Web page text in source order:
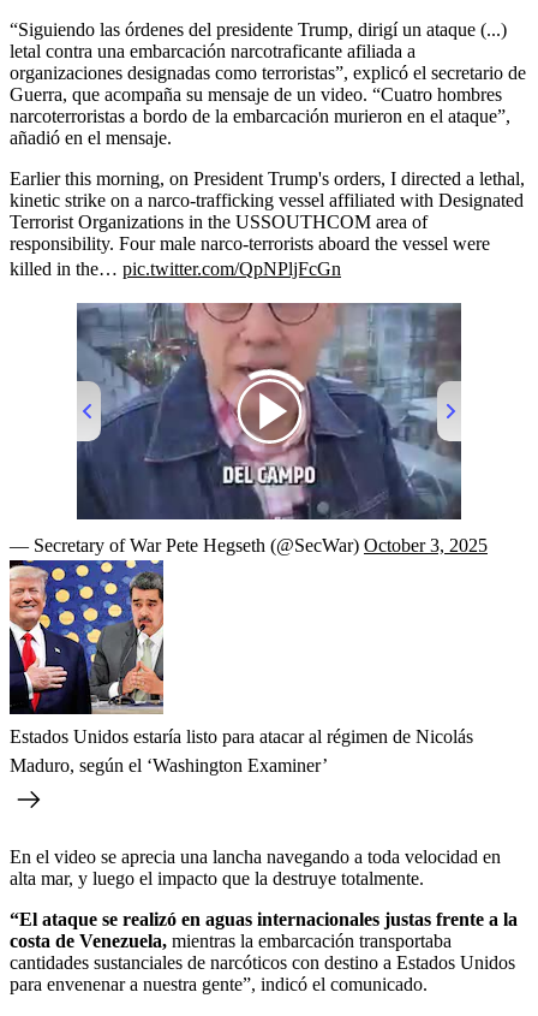
“Siguiendo las órdenes del presidente Trump, dirigí un ataque (...)
letal contra una embarcación narcotraficante afiliada a
organizaciones designadas como terroristas”, explicó el secretario de
Guerra, que acompaña su mensaje de un video. “Cuatro hombres
narcoterroristas a bordo de la embarcación murieron en el ataque”,
añadió en el mensaje.
Earlier this morning, on President Trump's orders, I directed a lethal,
kinetic strike on a narco-trafficking vessel affiliated with Designated
Terrorist Organizations in the USSOUTHCOM area of
responsibility. Four male narco-terrorists aboard the vessel were
killed in the… pic.twitter.com/QpNPljFcGn
— Secretary of War Pete Hegseth (@SecWar) October 3, 2025
Estados Unidos estaría listo para atacar al régimen de Nicolás
Maduro, según el ‘Washington Examiner’
En el video se aprecia una lancha navegando a toda velocidad en
alta mar, y luego el impacto que la destruye totalmente.
“El ataque se realizó en aguas internacionales justas frente a la
costa de Venezuela, mientras la embarcación transportaba
cantidades sustanciales de narcóticos con destino a Estados Unidos
para envenenar a nuestra gente”, indicó el comunicado.